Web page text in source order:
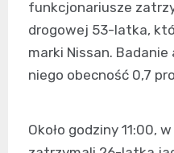
funkcjonariusze
drogowej 53-latka,
marki Nissan.
niego obecność 0,7
Około godziny 11:00,